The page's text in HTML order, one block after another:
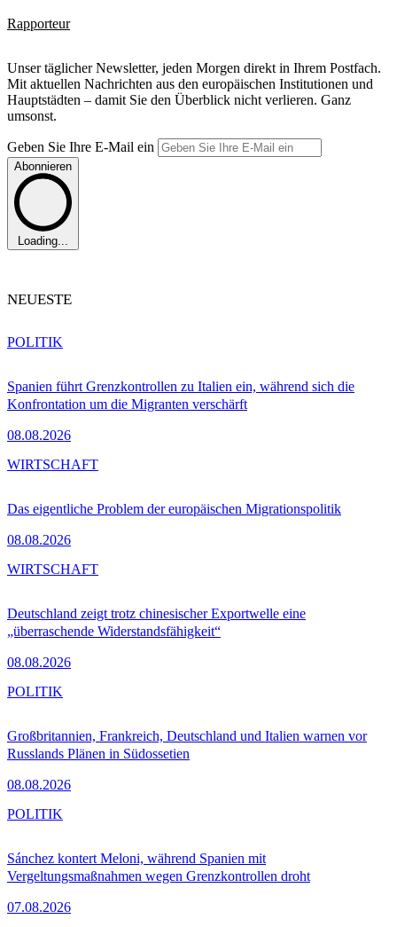
Rapporteur
Unser täglicher Newsletter, jeden Morgen direkt in Ihrem Postfach.
Mit aktuellen Nachrichten aus den europäischen Institutionen und
Hauptstädten – damit Sie den Überblick nicht verlieren. Ganz
umsonst.
Geben Sie Ihre E-Mail ein
Abonnieren
Loading...
NEUESTE
Spanien führt Grenzkontrollen zu Italien ein, während sich die
Konfrontation um die Migranten verschärft
08.08.2026
POLITIK
Das eigentliche Problem der europäischen Migrationspolitik
08.08.2026
WIRTSCHAFT
Deutschland zeigt trotz chinesischer Exportwelle eine
„überraschende Widerstandsfähigkeit“
08.08.2026
WIRTSCHAFT
Großbritannien, Frankreich, Deutschland und Italien warnen vor
Russlands Plänen in Südossetien
08.08.2026
POLITIK
Sánchez kontert Meloni, während Spanien mit
Vergeltungsmaßnahmen wegen Grenzkontrollen droht
07.08.2026
POLITIK